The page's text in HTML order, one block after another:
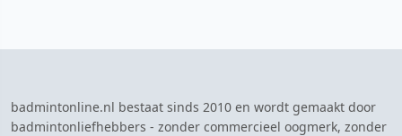
badmintonline.nl bestaat sinds 2010 en wordt gemaakt door
badmintonliefhebbers - zonder commercieel oogmerk, zonder